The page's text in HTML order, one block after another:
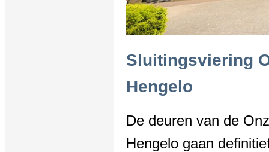
Sluitingsviering
Hengelo
De deuren van de
Hengelo gaan